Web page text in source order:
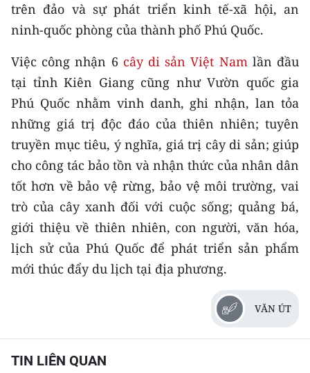
Trung du và miền núi phía Bắc
Bắc Trung Bộ
Duyên hải Nam Trung Bộ và Tây
Nguyên
Đông Nam Bộ
Đồng bằng sông Cửu Long
Chuyên trang Hà Nội
Chuyên trang TP. Hồ Chí Minh
VỀ BÁO NHÂN DÂN
trên đảo và sự phát triển kinh tế-xã hội, an
ninh-quốc phòng của thành phố Phú Quốc.
Việc công nhận 6 cây di sản Việt Namlần đầu
tại tỉnh Kiên Giang cũng như Vườn quốc gia
Phú Quốc nhằm vinh danh, ghi nhận, lan tỏa
những giá trị độc đáo của thiên nhiên; tuyên
truyền mục tiêu, ý nghĩa, giá trị cây di sản; giúp
cho công tác bảo tồn và nhận thức của nhân dân
tốt hơn về bảo vệ rừng, bảo vệ môi trường, vai
trò của cây xanh đối với cuộc sống; quảng bá,
giới thiệu về thiên nhiên, con người, văn hóa,
lịch sử của Phú Quốc để phát triển sản phẩm
mới thúc đẩy du lịch tại địa phương.
VĂN ÚT
TIN LIÊN QUAN